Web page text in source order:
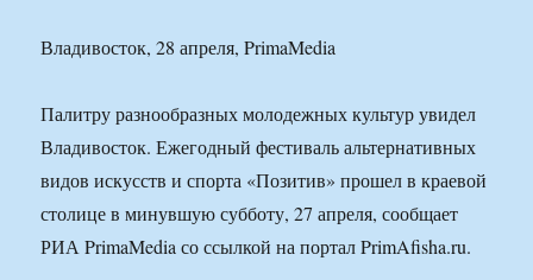
Владивосток, 28 апреля, PrimaMedia
Палитру разнообразных молодежных культур увидел
Владивосток. Ежегодный фестиваль альтернативных
видов искусств и спорта «Позитив» прошел в краевой
столице в минувшую субботу, 27 апреля, сообщает
РИА PrimaMedia со ссылкой на портал PrimAfisha.ru.